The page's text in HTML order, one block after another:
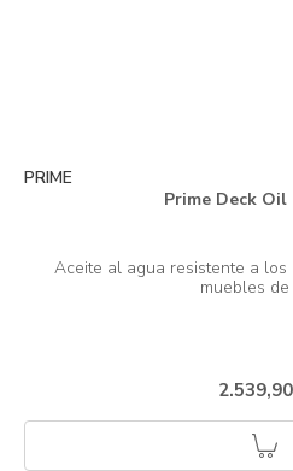
PRIME
Prime Deck
Aceite al agua resistente a